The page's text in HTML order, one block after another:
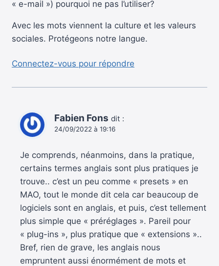
« e-mail ») pourquoi ne pas l’utiliser?
Avec les mots viennent la culture et les valeurs
sociales. Protégeons notre langue.
Connectez-vous pour répondre
Fabien Fons dit :
24/09/2022 à 19:16
Je comprends, néanmoins, dans la pratique,
certains termes anglais sont plus pratiques je
trouve.. c’est un peu comme « presets » en
MAO, tout le monde dit cela car beaucoup de
logiciels sont en anglais, et puis, c’est tellement
plus simple que « préréglages ». Pareil pour
« plug-ins », plus pratique que « extensions »..
Bref, rien de grave, les anglais nous
empruntent aussi énormément de mots et